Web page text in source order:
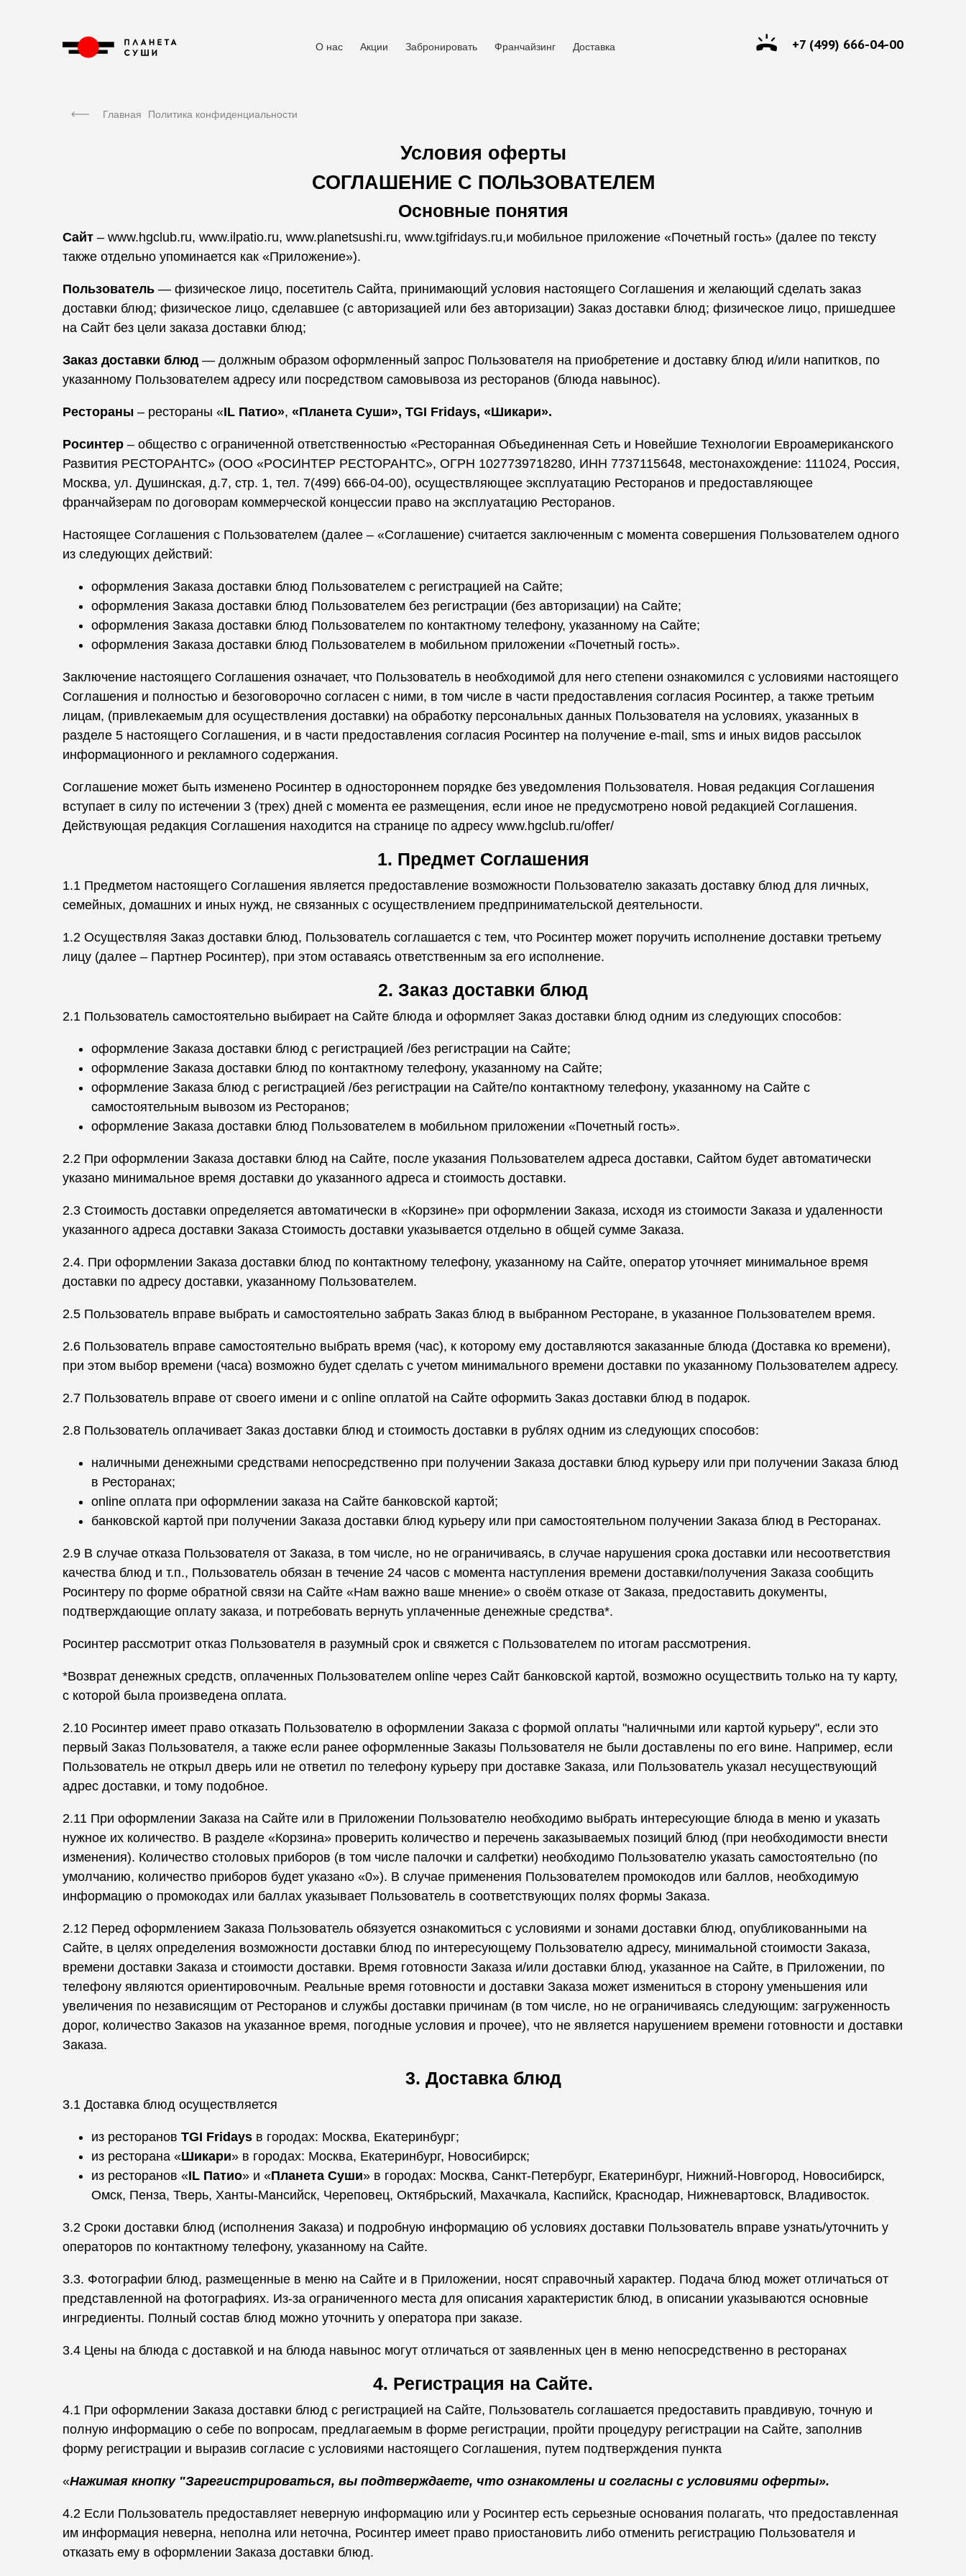
О нас Акции Забронировать Франчайзинг Доставка +7 (499) 666-04-00
Главная Политика конфиденциальности
Условия оферты
СОГЛАШЕНИЕ С ПОЛЬЗОВАТЕЛЕМ
Основные понятия
Сайт – www.hgclub.ru, www.ilpatio.ru, www.planetsushi.ru, www.tgifridays.ru,и мобильное приложение «Почетный гость» (далее по тексту
также отдельно упоминается как «Приложение»).
Пользователь — физическое лицо, посетитель Сайта, принимающий условия настоящего Соглашения и желающий сделать заказ
доставки блюд; физическое лицо, сделавшее (с авторизацией или без авторизации) Заказ доставки блюд; физическое лицо, пришедшее
на Сайт без цели заказа доставки блюд;
Заказ доставки блюд — должным образом оформленный запрос Пользователя на приобретение и доставку блюд и/или напитков, по
указанному Пользователем адресу или посредством самовывоза из ресторанов (блюда навынос).
Рестораны – рестораны «IL Патио», «Планета Суши», TGI Fridays, «Шикари».
Росинтер – общество с ограниченной ответственностью «Ресторанная Объединенная Сеть и Новейшие Технологии Евроамериканского
Развития РЕСТОРАНТС» (ООО «РОСИНТЕР РЕСТОРАНТС», ОГРН 1027739718280, ИНН 7737115648, местонахождение: 111024, Россия,
Москва, ул. Душинская, д.7, стр. 1, тел. 7(499) 666-04-00), осуществляющее эксплуатацию Ресторанов и предоставляющее
франчайзерам по договорам коммерческой концессии право на эксплуатацию Ресторанов.
Настоящее Соглашения с Пользователем (далее – «Соглашение) считается заключенным с момента совершения Пользователем одного
из следующих действий:
оформления Заказа доставки блюд Пользователем с регистрацией на Сайте;
оформления Заказа доставки блюд Пользователем без регистрации (без авторизации) на Сайте;
оформления Заказа доставки блюд Пользователем по контактному телефону, указанному на Сайте;
оформления Заказа доставки блюд Пользователем в мобильном приложении «Почетный гость».
Заключение настоящего Соглашения означает, что Пользователь в необходимой для него степени ознакомился с условиями настоящего
Соглашения и полностью и безоговорочно согласен с ними, в том числе в части предоставления согласия Росинтер, а также третьим
лицам, (привлекаемым для осуществления доставки) на обработку персональных данных Пользователя на условиях, указанных в
разделе 5 настоящего Соглашения, и в части предоставления согласия Росинтер на получение e-mail, sms и иных видов рассылок
информационного и рекламного содержания.
Соглашение может быть изменено Росинтер в одностороннем порядке без уведомления Пользователя. Новая редакция Соглашения
вступает в силу по истечении 3 (трех) дней с момента ее размещения, если иное не предусмотрено новой редакцией Соглашения.
Действующая редакция Соглашения находится на странице по адресу www.hgclub.ru/offer/
1. Предмет Соглашения
1.1 Предметом настоящего Соглашения является предоставление возможности Пользователю заказать доставку блюд для личных,
семейных, домашних и иных нужд, не связанных с осуществлением предпринимательской деятельности.
1.2 Осуществляя Заказ доставки блюд, Пользователь соглашается с тем, что Росинтер может поручить исполнение доставки третьему
лицу (далее – Партнер Росинтер), при этом оставаясь ответственным за его исполнение.
2. Заказ доставки блюд
2.1 Пользователь самостоятельно выбирает на Сайте блюда и оформляет Заказ доставки блюд одним из следующих способов:
оформление Заказа доставки блюд с регистрацией /без регистрации на Сайте;
оформление Заказа доставки блюд по контактному телефону, указанному на Сайте;
оформление Заказа блюд с регистрацией /без регистрации на Сайте/по контактному телефону, указанному на Сайте с
самостоятельным вывозом из Ресторанов;
оформление Заказа доставки блюд Пользователем в мобильном приложении «Почетный гость».
2.2 При оформлении Заказа доставки блюд на Сайте, после указания Пользователем адреса доставки, Сайтом будет автоматически
указано минимальное время доставки до указанного адреса и стоимость доставки.
2.3 Стоимость доставки определяется автоматически в «Корзине» при оформлении Заказа, исходя из стоимости Заказа и удаленности
указанного адреса доставки Заказа Стоимость доставки указывается отдельно в общей сумме Заказа.
2.4. При оформлении Заказа доставки блюд по контактному телефону, указанному на Сайте, оператор уточняет минимальное время
доставки по адресу доставки, указанному Пользователем.
2.5 Пользователь вправе выбрать и самостоятельно забрать Заказ блюд в выбранном Ресторане, в указанное Пользователем время.
2.6 Пользователь вправе самостоятельно выбрать время (час), к которому ему доставляются заказанные блюда (Доставка ко времени),
при этом выбор времени (часа) возможно будет сделать с учетом минимального времени доставки по указанному Пользователем адресу.
2.7 Пользователь вправе от своего имени и с online оплатой на Сайте оформить Заказ доставки блюд в подарок.
2.8 Пользователь оплачивает Заказ доставки блюд и стоимость доставки в рублях одним из следующих способов:
наличными денежными средствами непосредственно при получении Заказа доставки блюд курьеру или при получении Заказа блюд
в Ресторанах;
online оплата при оформлении заказа на Сайте банковской картой;
банковской картой при получении Заказа доставки блюд курьеру или при самостоятельном получении Заказа блюд в Ресторанах.
2.9 В случае отказа Пользователя от Заказа, в том числе, но не ограничиваясь, в случае нарушения срока доставки или несоответствия
качества блюд и т.п., Пользователь обязан в течение 24 часов с момента наступления времени доставки/получения Заказа сообщить
Росинтеру по форме обратной связи на Сайте «Нам важно ваше мнение» о своём отказе от Заказа, предоставить документы,
подтверждающие оплату заказа, и потребовать вернуть уплаченные денежные средства*.
Росинтер рассмотрит отказ Пользователя в разумный срок и свяжется с Пользователем по итогам рассмотрения.
*Возврат денежных средств, оплаченных Пользователем online через Сайт банковской картой, возможно осуществить только на ту карту,
с которой была произведена оплата.
2.10 Росинтер имеет право отказать Пользователю в оформлении Заказа с формой оплаты "наличными или картой курьеру", если это
первый Заказ Пользователя, а также если ранее оформленные Заказы Пользователя не были доставлены по его вине. Например, если
Пользователь не открыл дверь или не ответил по телефону курьеру при доставке Заказа, или Пользователь указал несуществующий
адрес доставки, и тому подобное.
2.11 При оформлении Заказа на Сайте или в Приложении Пользователю необходимо выбрать интересующие блюда в меню и указать
нужное их количество. В разделе «Корзина» проверить количество и перечень заказываемых позиций блюд (при необходимости внести
изменения). Количество столовых приборов (в том числе палочки и салфетки) необходимо Пользователю указать самостоятельно (по
умолчанию, количество приборов будет указано «0»). В случае применения Пользователем промокодов или баллов, необходимую
информацию о промокодах или баллах указывает Пользователь в соответствующих полях формы Заказа.
2.12 Перед оформлением Заказа Пользователь обязуется ознакомиться с условиями и зонами доставки блюд, опубликованными на
Сайте, в целях определения возможности доставки блюд по интересующему Пользователю адресу, минимальной стоимости Заказа,
времени доставки Заказа и стоимости доставки. Время готовности Заказа и/или доставки блюд, указанное на Сайте, в Приложении, по
телефону являются ориентировочным. Реальные время готовности и доставки Заказа может измениться в сторону уменьшения или
увеличения по независящим от Ресторанов и службы доставки причинам (в том числе, но не ограничиваясь следующим: загруженность
дорог, количество Заказов на указанное время, погодные условия и прочее), что не является нарушением времени готовности и доставки
Заказа.
3. Доставка блюд
3.1 Доставка блюд осуществляется
из ресторанов TGI Fridays в городах: Москва, Екатеринбург;
из ресторана «Шикари» в городах: Москва, Екатеринбург, Новосибирск;
из ресторанов «IL Патио» и «Планета Суши» в городах: Москва, Санкт-Петербург, Екатеринбург, Нижний-Новгород, Новосибирск,
Омск, Пенза, Тверь, Ханты-Мансийск, Череповец, Октябрьский, Махачкала, Каспийск, Краснодар, Нижневартовск, Владивосток.
3.2 Сроки доставки блюд (исполнения Заказа) и подробную информацию об условиях доставки Пользователь вправе узнать/уточнить у
операторов по контактному телефону, указанному на Сайте.
3.3. Фотографии блюд, размещенные в меню на Сайте и в Приложении, носят справочный характер. Подача блюд может отличаться от
представленной на фотографиях. Из-за ограниченного места для описания характеристик блюд, в описании указываются основные
ингредиенты. Полный состав блюд можно уточнить у оператора при заказе.
3.4 Цены на блюда с доставкой и на блюда навынос могут отличаться от заявленных цен в меню непосредственно в ресторанах
4. Регистрация на Сайте.
4.1 При оформлении Заказа доставки блюд с регистрацией на Сайте, Пользователь соглашается предоставить правдивую, точную и
полную информацию о себе по вопросам, предлагаемым в форме регистрации, пройти процедуру регистрации на Сайте, заполнив
форму регистрации и выразив согласие с условиями настоящего Соглашения, путем подтверждения пункта
«Нажимая кнопку "Зарегистрироваться, вы подтверждаете, что ознакомлены и согласны с условиями оферты».
4.2 Если Пользователь предоставляет неверную информацию или у Росинтер есть серьезные основания полагать, что предоставленная
им информация неверна, неполна или неточна, Росинтер имеет право приостановить либо отменить регистрацию Пользователя и
отказать ему в оформлении Заказа доставки блюд.